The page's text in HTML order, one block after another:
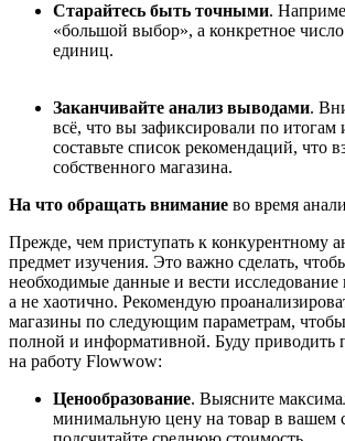
Старайтесь быть точными.
«большой выбор», а конкретное
единиц.
Заканчивайте анализ выводами.
всё, что вы зафиксировали по итогам
составьте список рекомендаций, что
собственного магазина.
На что обращать внимание во время
Прежде, чем приступать к конкурентному
предмет изучения. Это важно сделать,
необходимые данные и вести исследование
а не хаотично. Рекомендую
магазины по следующим параметрам,
полной и информативной. Буду приводить
на работу Flowwow:
Ценообразование. Выясните
минимальную цену на товар в вашем